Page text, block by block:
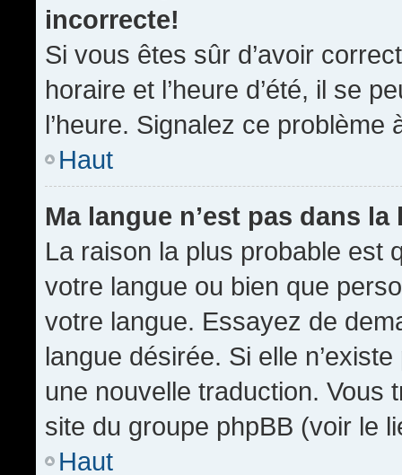
incorrecte!
Si vous êtes sûr d’avoir
horaire et l’heure d’été, il se
l’heure. Signalez ce problème
Haut
Ma langue n’est pas dans la
La raison la plus probable est
votre langue ou bien que
votre langue. Essayez de
langue désirée. Si elle
une nouvelle traduction. Vous
site du groupe phpBB (voir le
Haut